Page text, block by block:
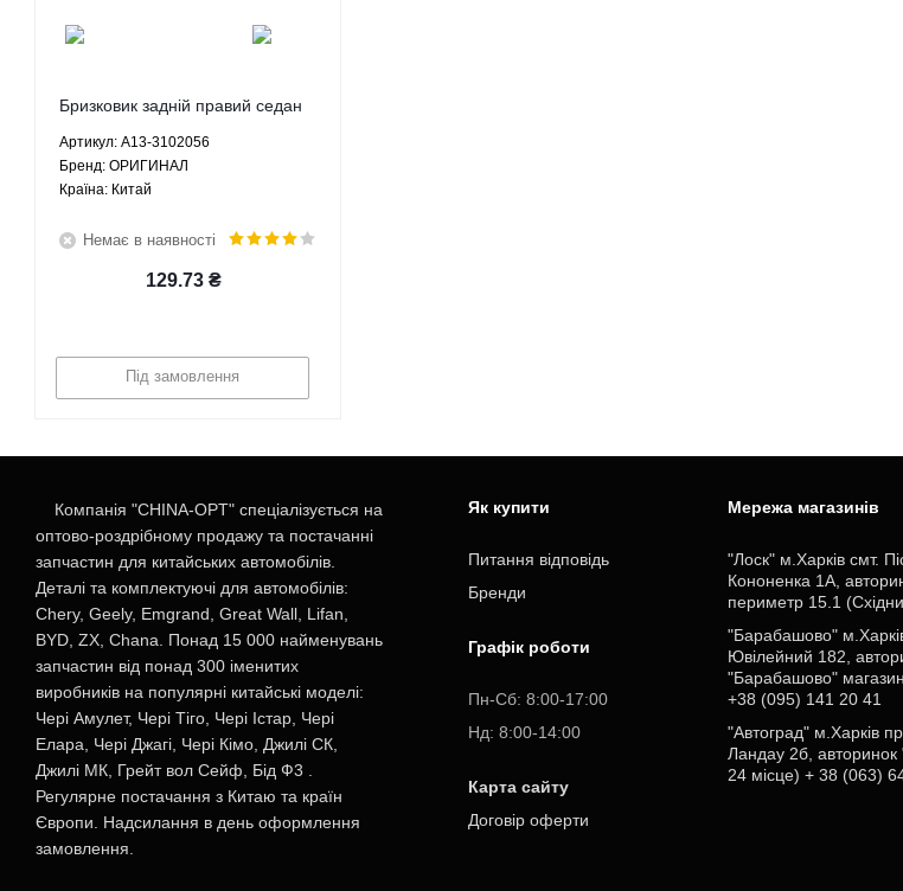
Бризковик задній правий седан
A13-3102056 ОРИГИНАЛ
Артикул: A13-3102056
Брeнд: ОРИГИНАЛ
Країна: Китай
Немає в наявності
129.73 ₴
Під замовлення
Компанія "CHINA-OPT" спеціалізується на
оптово-роздрібному продажу та постачанні
запчастин для китайських автомобілів.
Деталі та комплектуючі для автомобілів:
Chery, Geely, Emgrand, Great Wall, Lifan,
BYD, ZX, Chana. Понад 15 000 найменувань
запчастин від понад 300 іменитих
виробників на популярні китайські моделі:
Чері Амулет, Чері Тіго, Чері Істар, Чері
Елара, Чері Джагі, Чері Кімо, Джилі СК,
Джилі МК, Грейт вол Сейф, Бід Ф3 .
Регулярне постачання з Китаю та країн
Європи. Надсилання в день оформлення
замовлення.
Як купити
Питання відповідь
Бренди
Графік роботи
Пн-Cб: 8:00-17:00
Нд: 8:00-14:00
Карта сайту
Договір оферти
Мережа магазинів
"Лоск" м.Харків смт.
Кононенка 1А,
периметр 15.1
"Барабашово"
Ювілейний 182,
"Барабашово"
+38 (095) 141 20 41
"Автоград" м.Харків
Ландау 2б, авторинок
24 місце) + 38 (063)